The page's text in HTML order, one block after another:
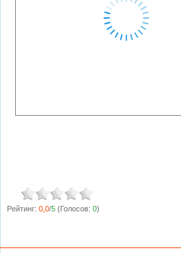
Рейтинг: 0,0/5 (Голосов: 0)